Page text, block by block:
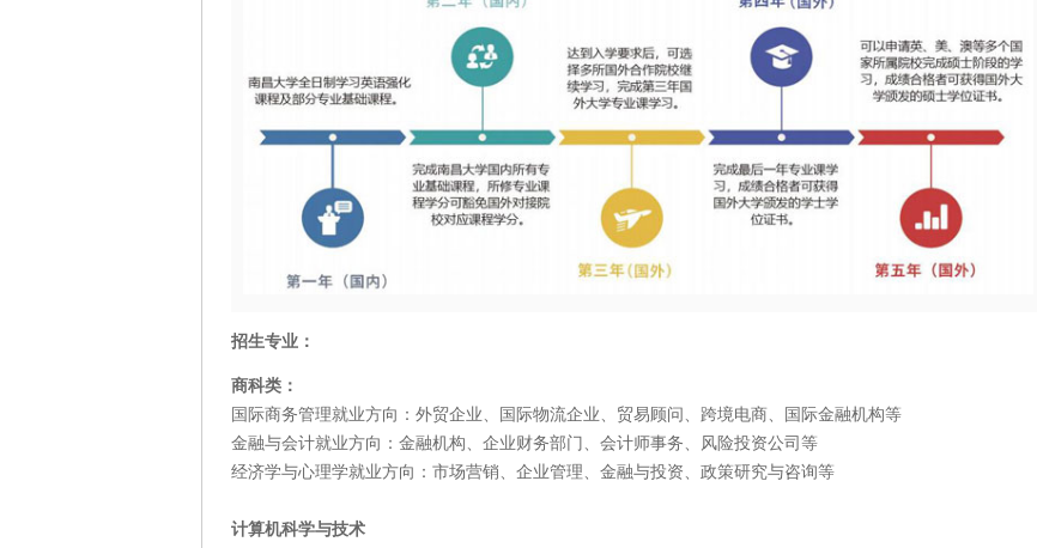
招生专业：
商科类：
国际商务管理就业方向：外贸企业、国际物流企业、贸易顾问、跨境电商、国际金融机构等
金融与会计就业方向：金融机构、企业财务部门、会计师事务、风险投资公司等
经济学与心理学就业方向：市场营销、企业管理、金融与投资、政策研究与咨询等
计算机科学与技术